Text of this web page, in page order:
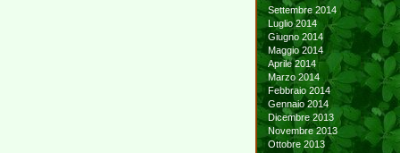
Settembre 2014
Luglio 2014
Giugno 2014
Maggio 2014
Aprile 2014
Marzo 2014
Febbraio 2014
Gennaio 2014
Dicembre 2013
Novembre 2013
Ottobre 2013